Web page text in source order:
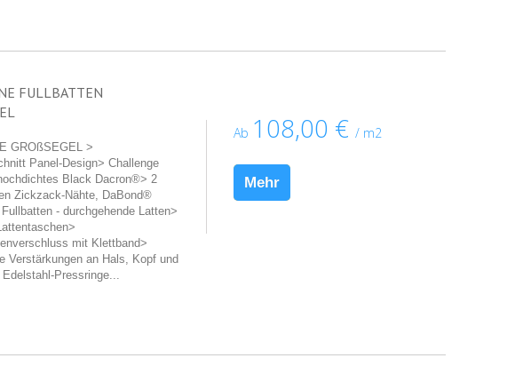
FULLBATTEN
GROßSEGEL >
Panel-Design> Challenge
Black Dacron®> 2
Zickzack-Nähte, DaBond®
- durchgehende Latten>
mit Klettband>
Verstärkungen an Hals, Kopf und
Pressringe...
Ab 108,00 € / m2
Mehr